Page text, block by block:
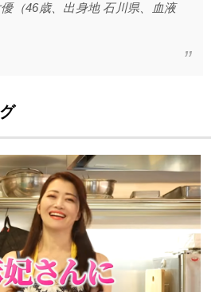
（46歳、出身地 石川県、血液